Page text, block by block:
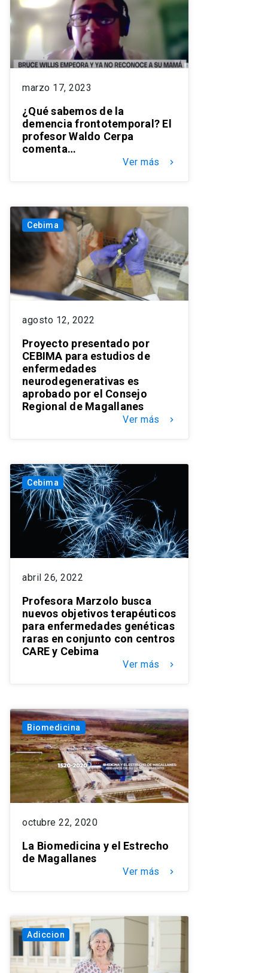
marzo 17, 2023
¿Qué sabemos de la
demencia frontotemporal? El
profesor Waldo Cerpa
comenta…
Ver más keyboard_arrow_right
Cebima
agosto 12, 2022
Proyecto presentado por
CEBIMA para estudios de
enfermedades
neurodegenerativas es
aprobado por el Consejo
Regional de Magallanes
Ver más keyboard_arrow_right
Cebima
abril 26, 2022
Profesora Marzolo busca
nuevos objetivos terapéuticos
para enfermedades genéticas
raras en conjunto con centros
CARE y Cebima
Ver más keyboard_arrow_right
Biomedicina
octubre 22, 2020
La Biomedicina y el Estrecho
de Magallanes
Ver más keyboard_arrow_right
Adiccion